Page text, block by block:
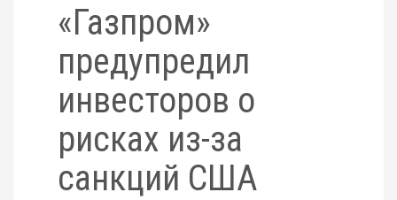
«Газпром»
предупредил
инвесторов о
рисках из-за
санкций США